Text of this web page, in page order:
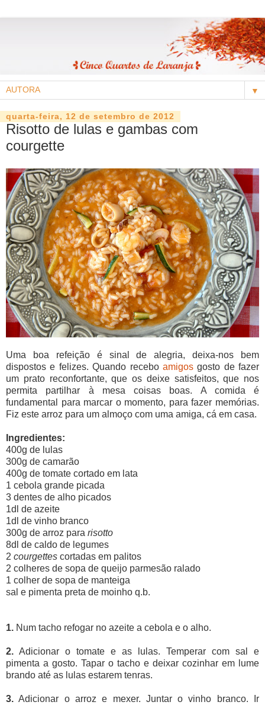
▼
quarta-feira, 12 de setembro de 2012
Risotto de lulas e gambas com
courgette
Uma boa refeição é sinal de alegria, deixa-nos bem
dispostos e felizes. Quando recebo amigosgosto de fazer
um prato reconfortante, que os deixe satisfeitos, que nos
permita partilhar à mesa coisas boas. A comida é
fundamental para marcar o momento, para fazer memórias.
Fiz este arroz para um almoço com uma amiga, cá em casa.
Ingredientes:
400g de lulas
300g de camarão
400g de tomate cortado em lata
1 cebola grande picada
3 dentes de alho picados
1dl de azeite
1dl de vinho branco
300g de arroz para risotto
8dl de caldo de legumes
2 courgettes cortadas em palitos
2 colheres de sopa de queijo parmesão ralado
1 colher de sopa de manteiga
sal e pimenta preta de moinho q.b.
1. Num tacho refogar no azeite a cebola e o alho.
2. Adicionar o tomate e as lulas. Temperar com sal e
pimenta a gosto. Tapar o tacho e deixar cozinhar em lume
brando até as lulas estarem tenras.
3. Adicionar o arroz e mexer. Juntar o vinho branco. Ir